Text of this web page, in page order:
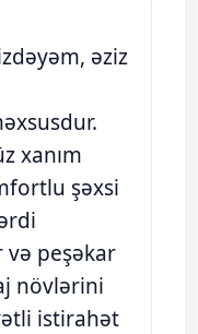
əziz
xanım
şəxsi
və peşəkar
növlərini
istirahət